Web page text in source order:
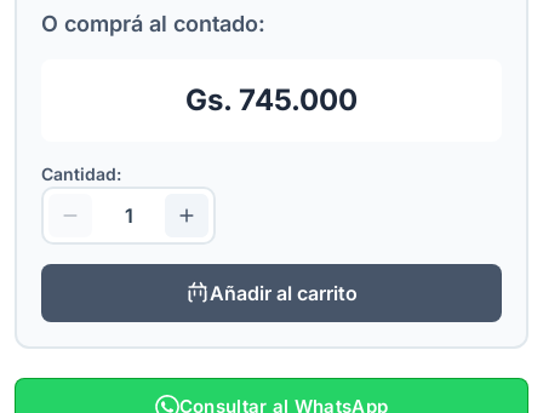
O comprá al contado:
Gs. 745.000
Cantidad:
Añadir al carrito
Consultar al WhatsApp